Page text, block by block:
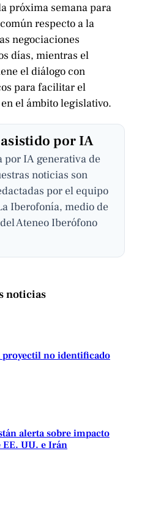
próxima semana para
respecto a la
negociaciones
días, mientras el
el diálogo con
para facilitar el
el ámbito legislativo.
por IA
por IA generativa de
noticias son
por el equipo
Iberofonía, medio de
Ateneo Iberófono
noticias
proyectil no identificado
alerta sobre impacto
UU. e Irán